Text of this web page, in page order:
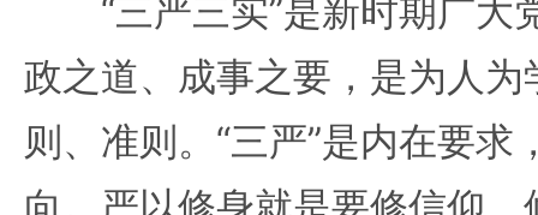
“三严三实”是新时期广大
政之道、成事之要，是为人
则、准则。“三严”是内在要求